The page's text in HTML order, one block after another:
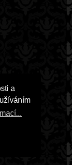
a
domů